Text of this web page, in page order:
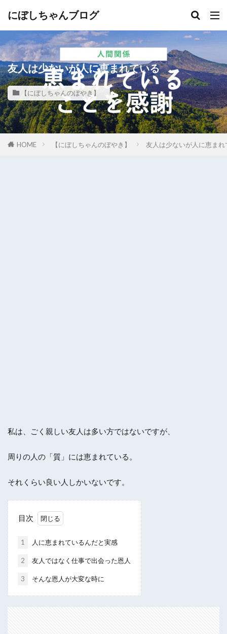
にぼしちゃんブログ
友人は少ないが人に恵まれている
【にぼしちゃんのぼやき】
HOME 【にぼしちゃんのぼやき】 友人は少ないが人に恵まれ
私は、ごく親しい友人は多い方ではないですが、
周りの人の「質」には恵まれている。
それくらい良い人しかいないです。
目次
1 人に恵まれているんだと実感
2 友人ではなく仕事で出会った恩人
3 そんな恩人が大変な時に